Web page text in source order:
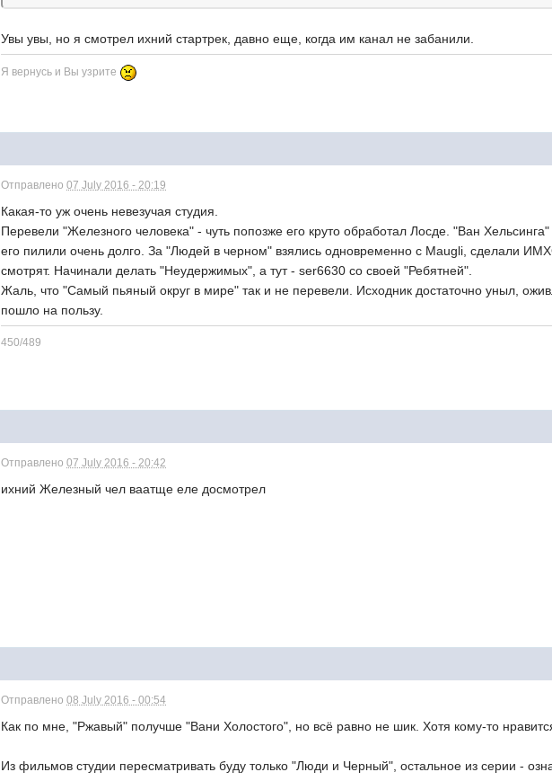
Увы увы, но я смотрел ихний стартрек, давно еще, когда им канал не забанили.
Я вернусь и Вы узрите
Отправлено07 July 2016 - 20:19
Какая-то уж очень невезучая студия.
Перевели "Железного человека" - чуть попозже его круто обработал Лосде. "Ван
его пилили очень долго. За "Людей в черном" взялись одновременно с Maugli, сделали
смотрят. Начинали делать "Неудержимых", а тут - ser6630 со своей "Ребятней".
Жаль, что "Самый пьяный округ в мире" так и не перевели. Исходник достаточно уныл,
пошло на пользу.
450/489
Отправлено07 July 2016 - 20:42
ихний Железный чел ваатще еле досмотрел
Отправлено08 July 2016 - 00:54
Как по мне, "Ржавый" получше "Вани Холостого", но всё равно не шик. Хотя кому-то
Из фильмов студии пересматривать буду только "Люди и Черный", остальное из серии -